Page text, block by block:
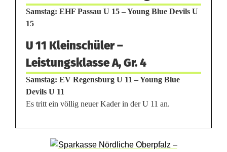
Samstag: EHF Passau U 15 – Young Blue Devils U
15
U 11 Kleinschüler –
Leistungsklasse A, Gr. 4
Samstag: EV Regensburg U 11 – Young Blue
Devils U 11
Es tritt ein völlig neuer Kader in der U 11 an.